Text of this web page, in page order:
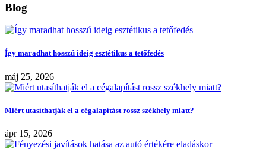
Blog
Így maradhat hosszú ideig esztétikus a tetőfedés
máj 25, 2026
Miért utasíthatják el a cégalapítást rossz székhely miatt?
ápr 15, 2026